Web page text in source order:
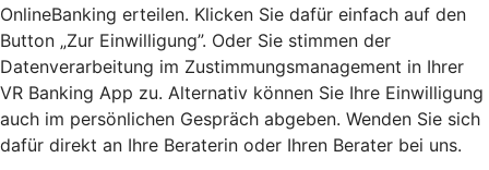
OnlineBanking erteilen. Klicken Sie dafür einfach auf den
Button „Zur Einwilligung”. Oder Sie stimmen der
Datenverarbeitung im Zustimmungsmanagement in Ihrer
VR Banking App zu. Alternativ können Sie Ihre Einwilligung
auch im persönlichen Gespräch abgeben. Wenden Sie sich
dafür direkt an Ihre Beraterin oder Ihren Berater bei uns.